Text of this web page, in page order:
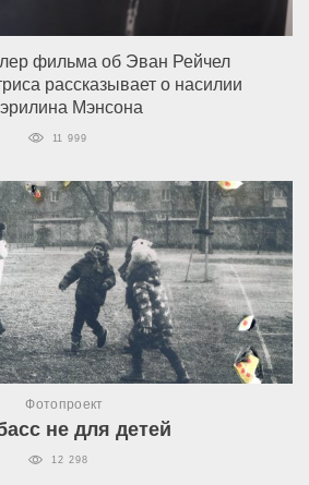
фильма об Эван Рейчел
рассказывает о насилии
Мэнсона
11 999
Фотопроект
не для детей
12 298